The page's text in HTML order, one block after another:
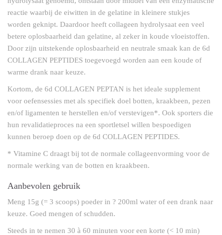
reactie waarbij de eiwitten in de gelatine in kleinere stukjes
worden geknipt. Daardoor heeft collageen hydrolysaat een veel
betere oplosbaarheid dan gelatine, al zeker in koude vloeistoffen.
Door zijn uitstekende oplosbaarheid en neutrale smaak kan de 6d
COLLAGEN PEPTIDES toegevoegd worden aan een koude of
warme drank naar keuze.
Kortom, de 6d COLLAGEN PEPTAN is het ideale supplement
voor oefensessies met als specifiek doel botten, kraakbeen, pezen
en/of ligamenten te herstellen en/of verstevigen*. Ook sporters die
hun revalidatieproces na een sportletsel willen bespoedigen
kunnen beroep doen op de 6d COLLAGEN PEPTIDES.
* Vitamine C draagt bij tot de normale collageenvorming voor de
normale werking van de botten en kraakbeen.
Aanbevolen gebruik
Meng 15g (= 3 scoops) poeder in ? 200ml water of een drank naar
keuze. Goed mengen of schudden.
Steeds in te nemen 30 à 60 minuten voor een korte (< 10 min)